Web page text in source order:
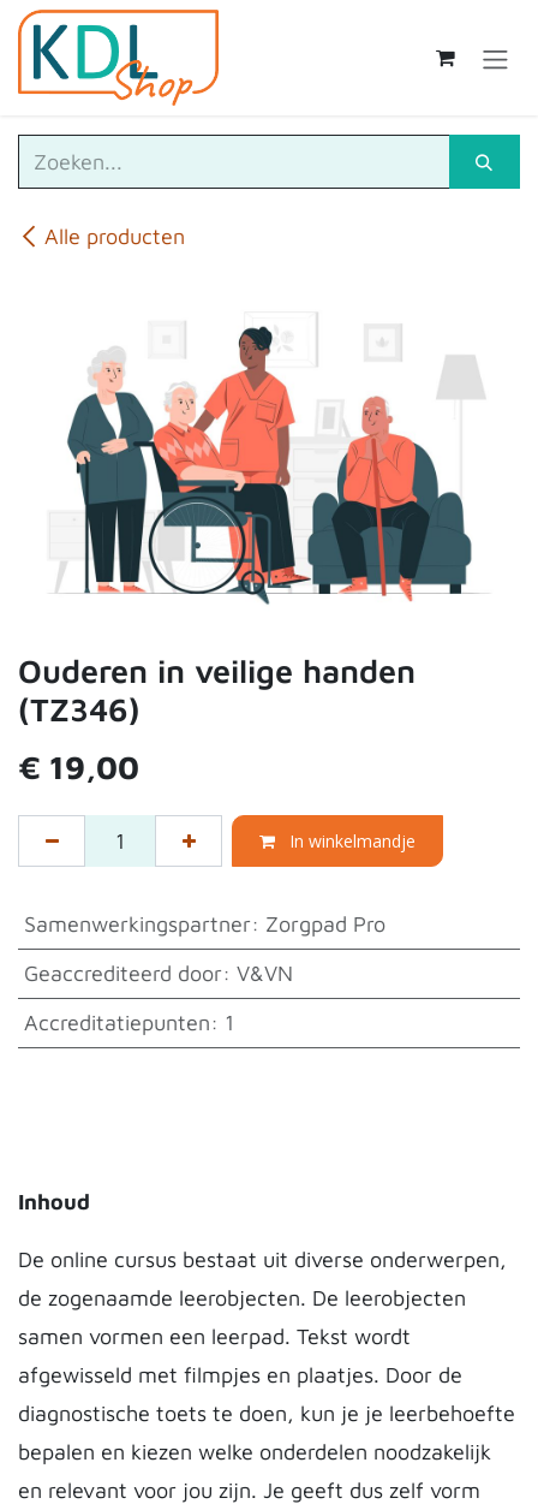
Overslaan naar inhoud
Alle producten
Ouderen in veilige handen
(TZ346)
€ 19,00
In winkelmandje
Samenwerkingspartner: Zorgpad Pro
Geaccrediteerd door: V&VN
Accreditatiepunten: 1
Inhoud
De online cursus bestaat uit diverse onderwerpen,
de zogenaamde leerobjecten. De leerobjecten
samen vormen een leerpad. Tekst wordt
afgewisseld met filmpjes en plaatjes. Door de
diagnostische toets te doen, kun je je leerbehoefte
bepalen en kiezen welke onderdelen noodzakelijk
en relevant voor jou zijn. Je geeft dus zelf vorm